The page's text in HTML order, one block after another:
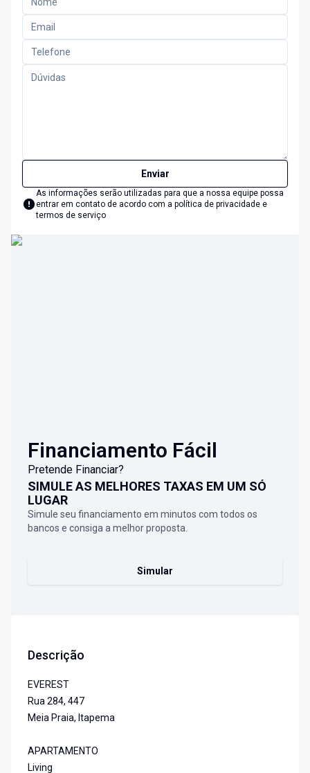
Enviar
As informações serão utilizadas para que a nossa equipe possa
entrar em contato de acordo com a política de privacidade e
termos de serviço
Financiamento Fácil
Pretende Financiar?
SIMULE AS MELHORES TAXAS EM UM SÓ
LUGAR
Simule seu financiamento em minutos com todos os
bancos e consiga a melhor proposta.
Simular
Descrição
EVEREST
Rua 284, 447
Meia Praia, Itapema
APARTAMENTO
Living